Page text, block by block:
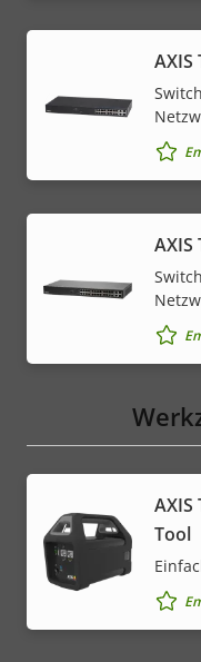
AXIS
AXIS
AXIS
Tool